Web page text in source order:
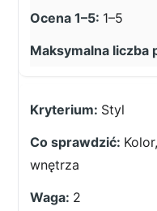
1–5
Styl
wnętrza
2